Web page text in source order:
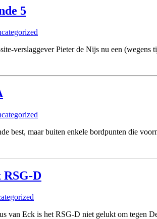
5
verslaggever Pieter de Nijs nu een
best, maar buiten enkele bordpunten die
D
van Eck is het RSG-D niet gelukt om tegen